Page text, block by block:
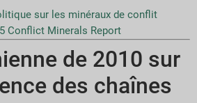
sur les minéraux de conflit
Conflict Minerals Report
de 2010 sur
des chaînes